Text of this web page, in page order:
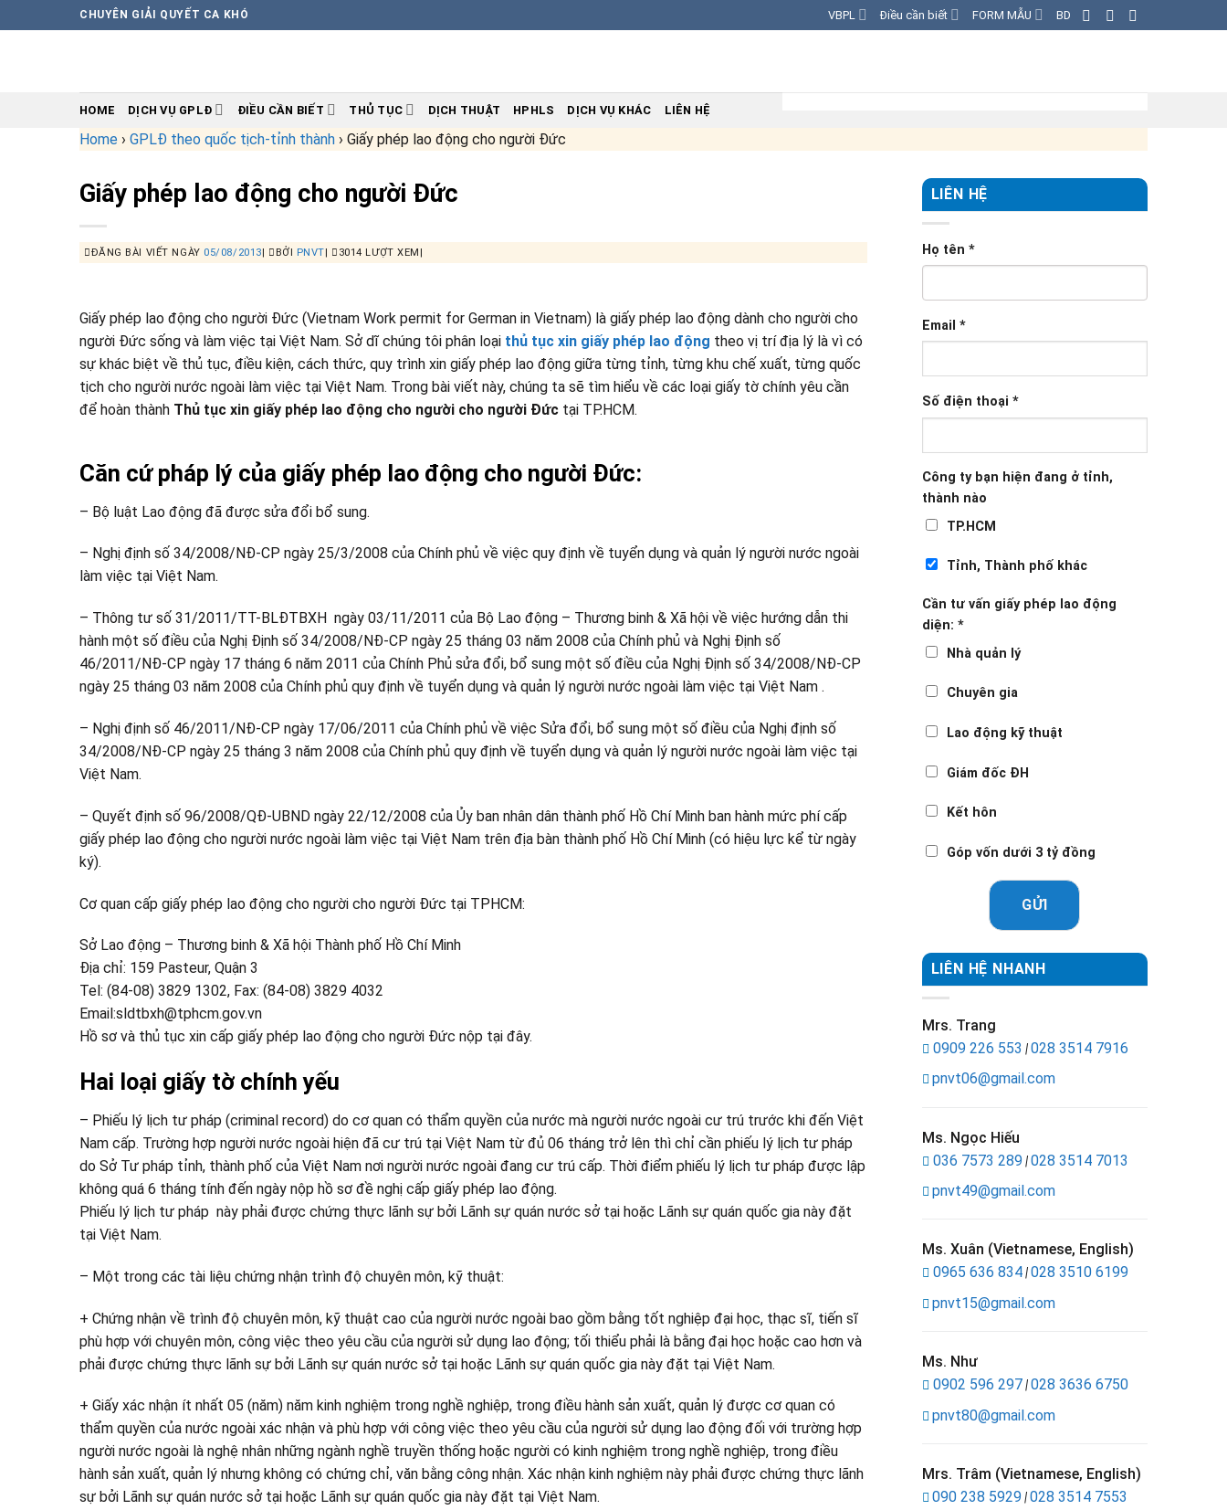
to
CHUYÊN GIẢI QUYẾT CA KHÓ VBPL Điều cần biết FORM MẪU BD
HOME DỊCH VỤ GPLĐ ĐIỀU CẦN BIẾT THỦ TỤC DỊCH THUẬT HPHLS DỊCH VỤ KHÁC LIÊN HỆ
Home › GPLĐ theo quốc tịch-tỉnh thành › Giấy phép lao động cho người Đức
Giấy phép lao động cho người Đức
ĐĂNG BÀI VIẾT NGÀY 05/08/2013| BỞI PNVT| 3014 LƯỢT XEM|
Giấy phép lao động cho người Đức (Vietnam Work permit for German in Vietnam) là giấy phép lao động dành cho người cho
người Đức sống và làm việc tại Việt Nam. Sở dĩ chúng tôi phân loại thủ tục xin giấy phép lao động theo vị trí địa lý là vì có
sự khác biệt về thủ tục, điều kiện, cách thức, quy trình xin giấy phép lao động giữa từng tỉnh, từng khu chế xuất, từng quốc
tịch cho người nước ngoài làm việc tại Việt Nam. Trong bài viết này, chúng ta sẽ tìm hiểu về các loại giấy tờ chính yêu cần
để hoàn thành Thủ tục xin giấy phép lao động cho người cho người Đức tại TP.HCM.
Căn cứ pháp lý của giấy phép lao động cho người Đức:
– Bộ luật Lao động đã được sửa đổi bổ sung.
– Nghị định số 34/2008/NĐ-CP ngày 25/3/2008 của Chính phủ về việc quy định về tuyển dụng và quản lý người nước ngoài
làm việc tại Việt Nam.
– Thông tư số 31/2011/TT-BLĐTBXH ngày 03/11/2011 của Bộ Lao động – Thương binh & Xã hội về việc hướng dẫn thi
hành một số điều của Nghị Định số 34/2008/NĐ-CP ngày 25 tháng 03 năm 2008 của Chính phủ và Nghị Định số
46/2011/NĐ-CP ngày 17 tháng 6 năm 2011 của Chính Phủ sửa đổi, bổ sung một số điều của Nghị Định số 34/2008/NĐ-CP
ngày 25 tháng 03 năm 2008 của Chính phủ quy định về tuyển dụng và quản lý người nước ngoài làm việc tại Việt Nam .
– Nghị định số 46/2011/NĐ-CP ngày 17/06/2011 của Chính phủ về việc Sửa đổi, bổ sung một số điều của Nghị định số
34/2008/NĐ-CP ngày 25 tháng 3 năm 2008 của Chính phủ quy định về tuyển dụng và quản lý người nước ngoài làm việc tại
Việt Nam.
– Quyết định số 96/2008/QĐ-UBND ngày 22/12/2008 của Ủy ban nhân dân thành phố Hồ Chí Minh ban hành mức phí cấp
giấy phép lao động cho người nước ngoài làm việc tại Việt Nam trên địa bàn thành phố Hồ Chí Minh (có hiệu lực kể từ ngày
ký).
Cơ quan cấp giấy phép lao động cho người cho người Đức tại TPHCM:
Sở Lao động – Thương binh & Xã hội Thành phố Hồ Chí Minh
Địa chỉ: 159 Pasteur, Quận 3
Tel: (84-08) 3829 1302, Fax: (84-08) 3829 4032
Email:sldtbxh@tphcm.gov.vn
Hồ sơ và thủ tục xin cấp giấy phép lao động cho người Đức nộp tại đây.
Hai loại giấy tờ chính yếu
– Phiếu lý lịch tư pháp (criminal record) do cơ quan có thẩm quyền của nước mà người nước ngoài cư trú trước khi đến Việt
Nam cấp. Trường hợp người nước ngoài hiện đã cư trú tại Việt Nam từ đủ 06 tháng trở lên thì chỉ cần phiếu lý lịch tư pháp
do Sở Tư pháp tỉnh, thành phố của Việt Nam nơi người nước ngoài đang cư trú cấp. Thời điểm phiếu lý lịch tư pháp được lập
không quá 6 tháng tính đến ngày nộp hồ sơ đề nghị cấp giấy phép lao động.
Phiếu lý lịch tư pháp này phải được chứng thực lãnh sự bởi Lãnh sự quán nước sở tại hoặc Lãnh sự quán quốc gia này đặt
tại Việt Nam.
– Một trong các tài liệu chứng nhận trình độ chuyên môn, kỹ thuật:
+ Chứng nhận về trình độ chuyên môn, kỹ thuật cao của người nước ngoài bao gồm bằng tốt nghiệp đại học, thạc sĩ, tiến sĩ
phù hợp với chuyên môn, công việc theo yêu cầu của người sử dụng lao động; tối thiểu phải là bằng đại học hoặc cao hơn và
phải được chứng thực lãnh sự bởi Lãnh sự quán nước sở tại hoặc Lãnh sự quán quốc gia này đặt tại Việt Nam.
+ Giấy xác nhận ít nhất 05 (năm) năm kinh nghiệm trong nghề nghiệp, trong điều hành sản xuất, quản lý được cơ quan có
thẩm quyền của nước ngoài xác nhận và phù hợp với công việc theo yêu cầu của người sử dụng lao động đối với trường hợp
người nước ngoài là nghệ nhân những ngành nghề truyền thống hoặc người có kinh nghiệm trong nghề nghiệp, trong điều
hành sản xuất, quản lý nhưng không có chứng chỉ, văn bằng công nhận. Xác nhận kinh nghiệm này phải được chứng thực lãnh
sự bởi Lãnh sự quán nước sở tại hoặc Lãnh sự quán quốc gia này đặt tại Việt Nam.
LIÊN HỆ
Họ tên *
Email *
Số điện thoại *
Công ty bạn hiện đang ở tỉnh,
thành nào
TP.HCM
Tỉnh, Thành phố khác
Cần tư vấn giấy phép lao động
diện: *
Nhà quản lý
Chuyên gia
Lao động kỹ thuật
Giám đốc ĐH
Kết hôn
Góp vốn dưới 3 tỷ đồng
GỬI
LIÊN HỆ NHANH
Mrs. Trang
0909 226 553 |028 3514 7916
pnvt06@gmail.com
Ms. Ngọc Hiếu
036 7573 289 |028 3514 7013
pnvt49@gmail.com
Ms. Xuân (Vietnamese, English)
0965 636 834|028 3510 6199
pnvt15@gmail.com
Ms. Như
0902 596 297|028 3636 6750
pnvt80@gmail.com
Mrs. Trâm (Vietnamese, English)
090 238 5929 |028 3514 7553